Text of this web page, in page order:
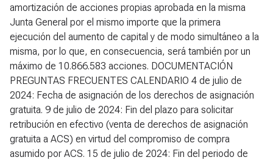
amortización de acciones propias aprobada en la misma
Junta General por el mismo importe que la primera
ejecución del aumento de capital y de modo simultáneo a la
misma, por lo que, en consecuencia, será también por un
máximo de 10.866.583 acciones. DOCUMENTACIÓN
PREGUNTAS FRECUENTES CALENDARIO 4 de julio de
2024: Fecha de asignación de los derechos de asignación
gratuita. 9 de julio de 2024: Fin del plazo para solicitar
retribución en efectivo (venta de derechos de asignación
gratuita a ACS) en virtud del compromiso de compra
asumido por ACS. 15 de julio de 2024: Fin del periodo de